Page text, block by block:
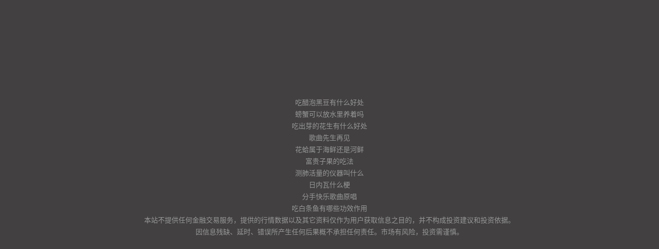
吃醋泡黑豆有什么好处
螃蟹可以放水里养着吗
吃出芽的花生有什么好处
歌曲先生再见
花蛤属于海鲜还是河鲜
富贵子果的吃法
测肺活量的仪器叫什么
日内瓦什么梗
分手快乐歌曲原唱
吃白条鱼有哪些功效作用
本站不提供任何金融交易服务，提供的行情数据以及其它资料仅作为用户获取信息之目的，并不构成投资建议和投资依据。
因信息残缺、延时、错误所产生任何后果概不承担任何责任。市场有风险，投资需谨慎。